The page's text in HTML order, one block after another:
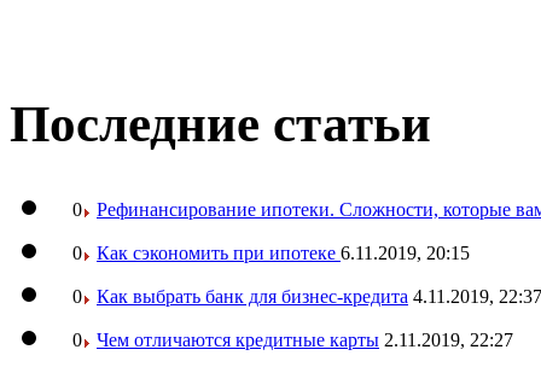
Последние статьи
0 Рефинансирование ипотеки. Сложности, которые
0 Как сэкономить при ипотеке 6.11.2019, 20:15
0 Как выбрать банк для бизнес-кредита 4.11.2019, 22:37
0 Чем отличаются кредитные карты 2.11.2019, 22:27